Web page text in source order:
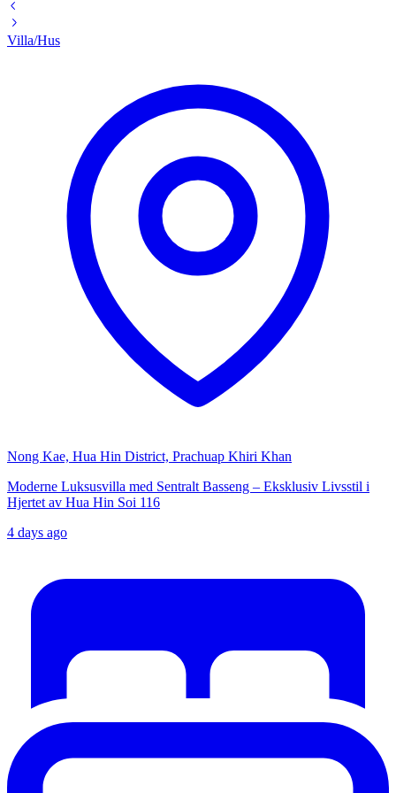
Villa/Hus
Nong Kae, Hua Hin District, Prachuap Khiri Khan
Moderne Luksusvilla med Sentralt Basseng – Eksklusiv Livsstil i
Hjertet av Hua Hin Soi 116
4 days ago